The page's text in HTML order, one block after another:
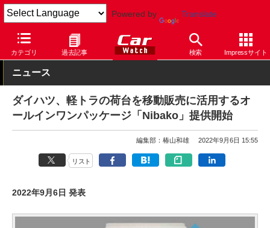
Powered by Translate
カテゴリ 過去記事 検索 Impressサイト
Car Watch 自動車 ダイハツ
ニュース
ダイハツ、軽トラの荷台を移動販売に活用するオ
ールインワンパッケージ「Nibako」提供開始
編集部：椿山和雄 2022年9月6日 15:55
リスト
2022年9月6日 発表